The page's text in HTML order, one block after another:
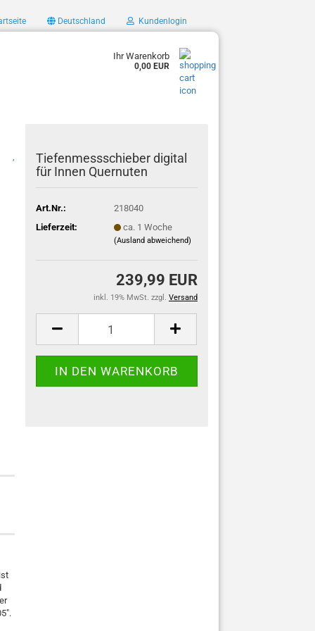
Deutschland Kundenlogin
Ihr Warenkorb
0,00 EUR
,
Tiefenmessschieber digital
für Innen Quernuten
Art.Nr.:
218040
Lieferzeit:
ca. 1 Woche
(Ausland abweichend)
239,99 EUR
inkl. 19% MwSt. zzgl. Versand